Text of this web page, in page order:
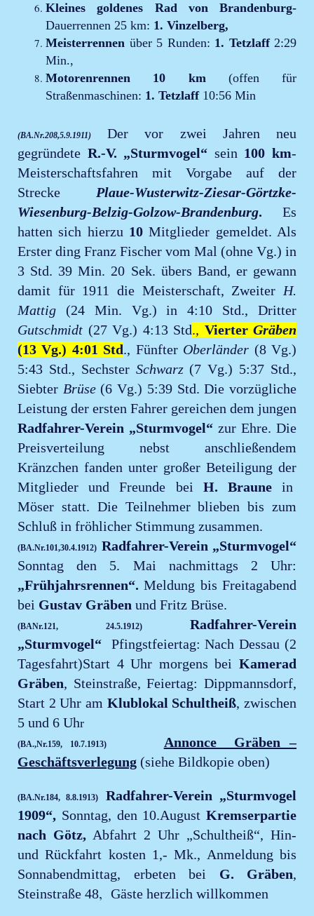
Kleines goldenes Rad von Brandenburg-
Dauerrennen 25 km: 1. Vinzelberg,
Meisterrennen über 5 Runden: 1. Tetzlaff2:29
Min.,
Motorenrennen 10 km(offen für
Straßenmaschinen: 1. Tetzlaff10:56 Min
(BA.Nr.208,5.9.1911)
Der vor zwei Jahren neu
gegründete R.-V. „Sturmvogel“ sein 100 km-
Meisterschaftsfahren mit Vorgabe auf der
Strecke Plaue-Wusterwitz-Ziesar-Görtzke-
Wiesenburg-Belzig-Golzow-Brandenburg. Es
hatten sich hierzu 10 Mitglieder gemeldet. Als
Erster ding Franz Fischer vom Mal (ohne Vg.) in
3 Std. 39 Min. 20 Sek. übers Band, er gewann
damit für 1911 die Meisterschaft, Zweiter H.
Mattig (24 Min. Vg.) in 4:10 Std., Dritter
Gutschmidt (27 Vg.) 4:13 Std., Vierter Gräben
(13 Vg.) 4:01 Std., Fünfter Oberländer (8 Vg.)
5:43 Std., Sechster Schwarz(7 Vg.) 5:37 Std.,
Siebter Brüse(6 Vg.) 5:39 Std. Die vorzügliche
Leistung der ersten Fahrer gereichen dem jungen
Radfahrer-Verein „Sturmvogel“ zur Ehre. Die
Preisverteilung nebst anschließendem
Kränzchen fanden unter großer Beteiligung der
Mitglieder und Freunde bei H. Braunein
Möser statt. Die Teilnehmer blieben bis zum
Schluß in fröhlicher Stimmung zusammen.
(BA.Nr.101,30.4.1912) Radfahrer-Verein „Sturmvogel“
Sonntag den 5. Mai nachmittags 2 Uhr:
„Frühjahrsrennen“. Meldung bis Freitagabend
bei Gustav Gräben und Fritz Brüse.
(BANr.121, 24.5.1912)
Radfahrer-Verein
„Sturmvogel“
Pfingstfeiertag: Nach Dessau (2
Tagesfahrt)Start 4 Uhr morgens bei Kamerad
Gräben, Steinstraße, Feiertag: Dippmannsdorf,
Start 2 Uhr am Klublokal Schultheiß, zwischen
5 und 6 Uhr
(BA.,Nr.159, 10.7.1913)
Annonce Gräben –
Geschäftsverlegung (siehe Bildkopie oben)
(BA.Nr.184, 8.8.1913)
Radfahrer-Verein „Sturmvogel
1909“, Sonntag, den 10.August Kremserpartie
nach Götz, Abfahrt 2 Uhr „Schultheiß“, Hin-
und Rückfahrt kosten 1,- Mk., Anmeldung bis
Sonnabendmittag, erbeten bei G. Gräben,
Steinstraße 48, Gäste herzlich willkommen